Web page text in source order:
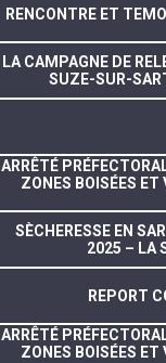
RENCONTRE ET
LA CAMPAGNE DE
SUZE-SUR-
ARRÊTÉ
ZONES BOISÉES
SÈCHERESSE EN
2025 – LA
REPORT
ARRÊTÉ
ZONES BOISÉES